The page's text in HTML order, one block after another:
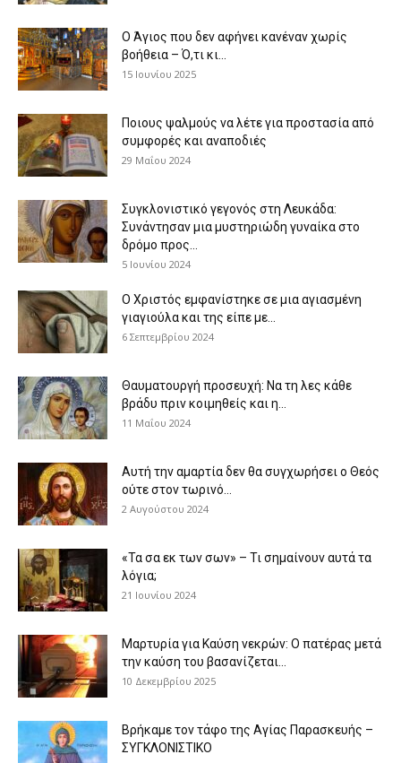
Ο Άγιος που δεν αφήνει κανέναν χωρίς
βοήθεια – Ό,τι κι...
15 Ιουνίου 2025
Ποιους ψαλμούς να λέτε για προστασία από
συμφορές και αναποδιές
29 Μαΐου 2024
Συγκλονιστικό γεγονός στη Λευκάδα:
Συνάντησαν μια μυστηριώδη γυναίκα στο
δρόμο προς...
5 Ιουνίου 2024
Ο Χριστός εμφανίστηκε σε μια αγιασμένη
γιαγιούλα και της είπε με...
6 Σεπτεμβρίου 2024
Θαυματουργή προσευχή: Να τη λες κάθε
βράδυ πριν κοιμηθείς και η...
11 Μαΐου 2024
Αυτή την αμαρτία δεν θα συγχωρήσει ο Θεός
ούτε στον τωρινό...
2 Αυγούστου 2024
«Τα σα εκ των σων» – Τι σημαίνουν αυτά τα
λόγια;
21 Ιουνίου 2024
Μαρτυρία για Καύση νεκρών: Ο πατέρας μετά
την καύση του βασανίζεται...
10 Δεκεμβρίου 2025
Βρήκαμε τον τάφο της Αγίας Παρασκευής –
ΣΥΓΚΛΟΝΙΣΤΙΚΟ